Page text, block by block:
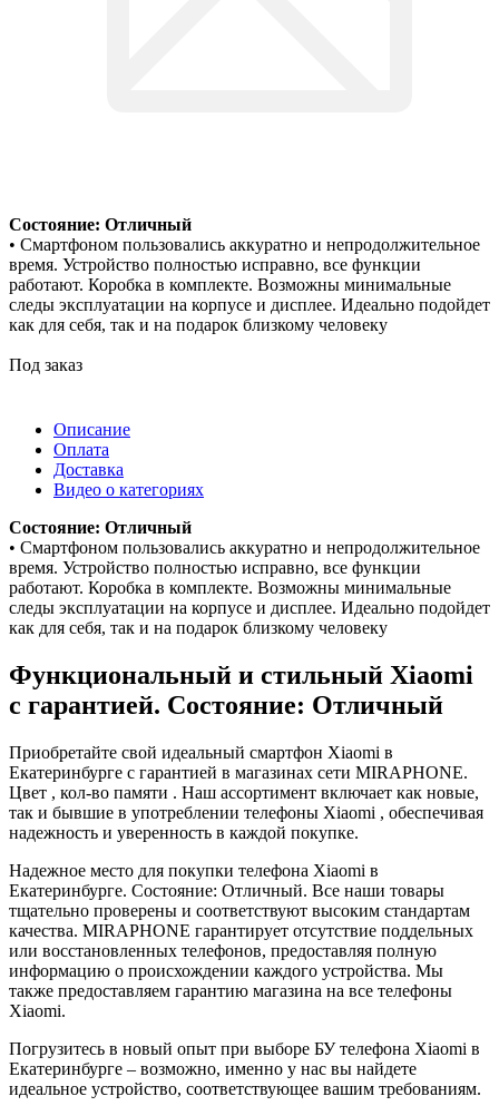
Состояние: Отличный
• Смартфоном пользовались аккуратно и непродолжительное
время. Устройство полностью исправно, все функции
работают. Коробка в комплекте. Возможны минимальные
следы эксплуатации на корпусе и дисплее. Идеально подойдет
как для себя, так и на подарок близкому человеку
Под заказ
Описание
Оплата
Доставка
Видео о категориях
Состояние: Отличный
• Смартфоном пользовались аккуратно и непродолжительное
время. Устройство полностью исправно, все функции
работают. Коробка в комплекте. Возможны минимальные
следы эксплуатации на корпусе и дисплее. Идеально подойдет
как для себя, так и на подарок близкому человеку
Функциональный и стильный Xiaomi
с гарантией. Состояние: Отличный
Приобретайте свой идеальный смартфон Xiaomi в
Екатеринбурге с гарантией в магазинах сети MIRAPHONE.
Цвет , кол-во памяти . Наш ассортимент включает как новые,
так и бывшие в употреблении телефоны Xiaomi , обеспечивая
надежность и уверенность в каждой покупке.
Надежное место для покупки телефона Xiaomi в
Екатеринбурге. Состояние: Отличный. Все наши товары
тщательно проверены и соответствуют высоким стандартам
качества. MIRAPHONE гарантирует отсутствие поддельных
или восстановленных телефонов, предоставляя полную
информацию о происхождении каждого устройства. Мы
также предоставляем гарантию магазина на все телефоны
Xiaomi.
Погрузитесь в новый опыт при выборе БУ телефона Xiaomi в
Екатеринбурге – возможно, именно у нас вы найдете
идеальное устройство, соответствующее вашим требованиям.